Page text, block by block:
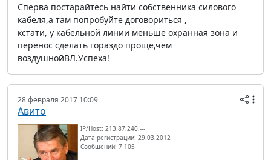
Сперва постарайтесь найти собственника силового
кабеля,а там попробуйте договориться ,
кстати, у кабельной линии меньше охранная зона и
перенос сделать гораздо проще,чем
воздушнойВЛ.Успеха!
28 февраля 2017 10:09
Авито
IP/Host: 213.87.240.---
Дата регистрации: 29.03.2012
Сообщений: 7 105